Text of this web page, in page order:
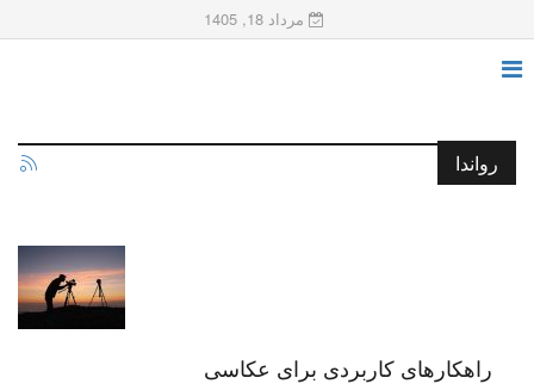
مرداد 18, 1405
رواندا
راهکارهای کاربردی برای عکاسی